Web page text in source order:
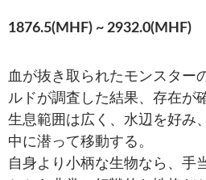
1876.5(MHF) ~ 2932.0(MHF)
血が抜き取られたモンスター
ルドが調査した結果、存在が
生息範囲は広く、水辺を好み
中に潜って移動する。
自身より小柄な生物なら、手